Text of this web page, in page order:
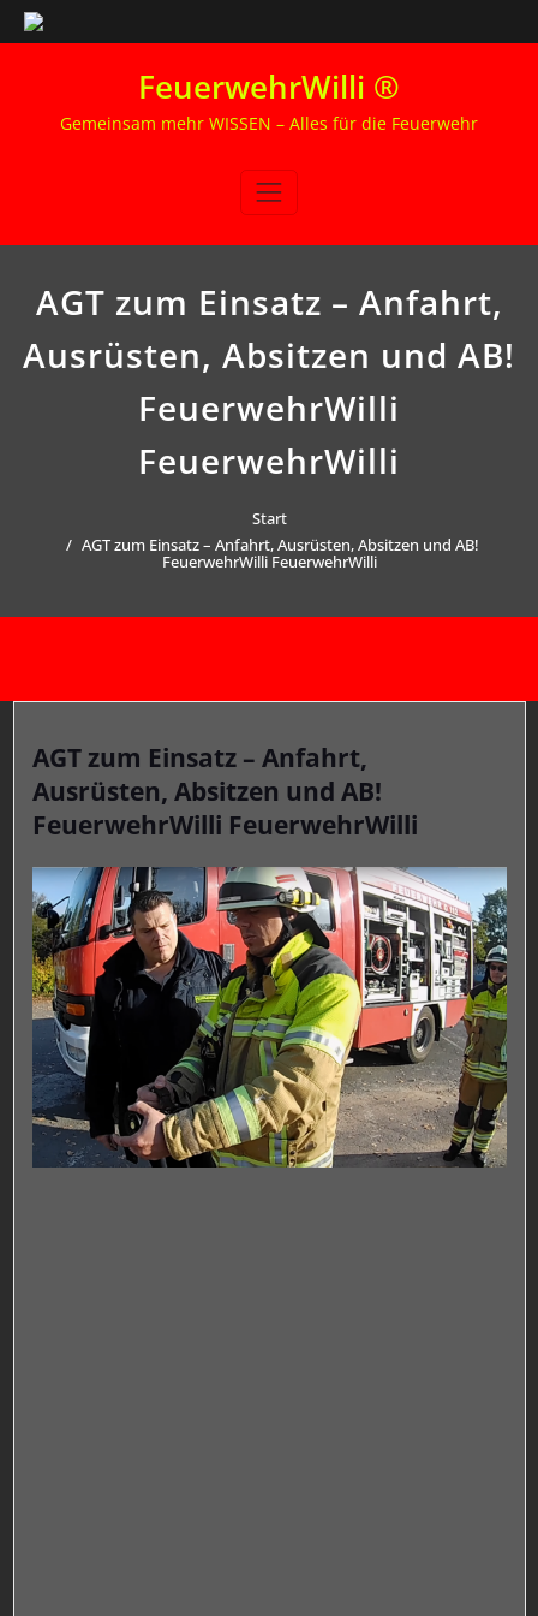
FeuerwehrWilli ®
Gemeinsam mehr WISSEN – Alles für die Feuerwehr
AGT zum Einsatz – Anfahrt,
Ausrüsten, Absitzen und AB!
FeuerwehrWilli
FeuerwehrWilli
Start
AGT zum Einsatz – Anfahrt, Ausrüsten, Absitzen und AB!
FeuerwehrWilli FeuerwehrWilli
AGT zum Einsatz – Anfahrt,
Ausrüsten, Absitzen und AB!
FeuerwehrWilli FeuerwehrWilli